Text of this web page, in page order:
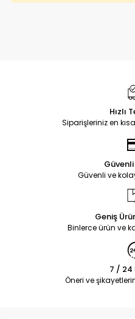
Hızlı
Siparişleriniz en
Güvenli ve
Geniş
Binlerce ürün ve
7 / 24
Öneri ve